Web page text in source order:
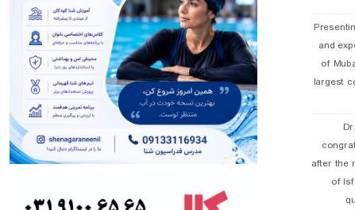
and
of
largest
after the
of